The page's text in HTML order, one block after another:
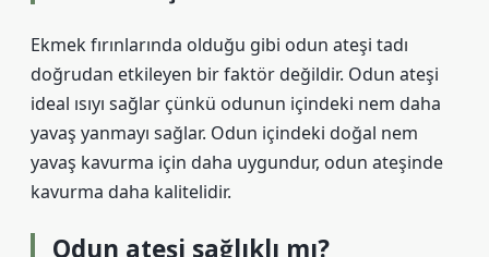
Ekmek fırınlarında olduğu gibi odun ateşi tadı
doğrudan etkileyen bir faktör değildir. Odun ateşi
ideal ısıyı sağlar çünkü odunun içindeki nem daha
yavaş yanmayı sağlar. Odun içindeki doğal nem
yavaş kavurma için daha uygundur, odun ateşinde
kavurma daha kalitelidir.
Odun ateşi sağlıklı mı?